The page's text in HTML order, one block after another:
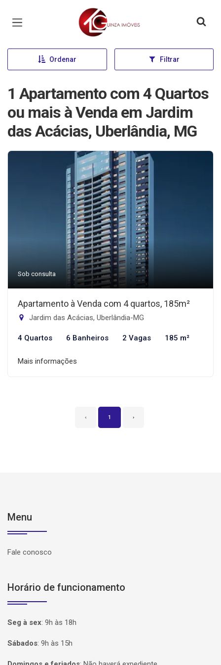
Página inicial
Ordenar Filtrar
1 Apartamento com 4 Quartos
ou mais à Venda em Jardim
das Acácias, Uberlândia, MG
Sob consulta
Apartamento à Venda com 4 quartos, 185m²
Jardim das Acácias, Uberlândia-MG
4 Quartos 6 Banheiros 2 Vagas 185 m²
Mais informações
‹ 1 ›
Menu
Fale conosco
Horário de funcionamento
Seg à sex: 9h às 18h
Sábados: 9h às 15h